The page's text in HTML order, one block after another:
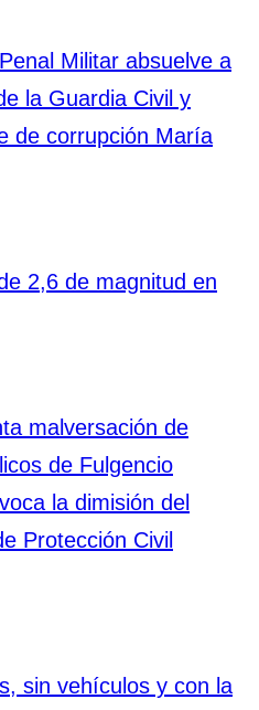
Militar absuelve a
la Guardia Civil y
de corrupción María
2,6 de magnitud en
malversación de
de Fulgencio
la dimisión del
Protección Civil
sin vehículos y con la